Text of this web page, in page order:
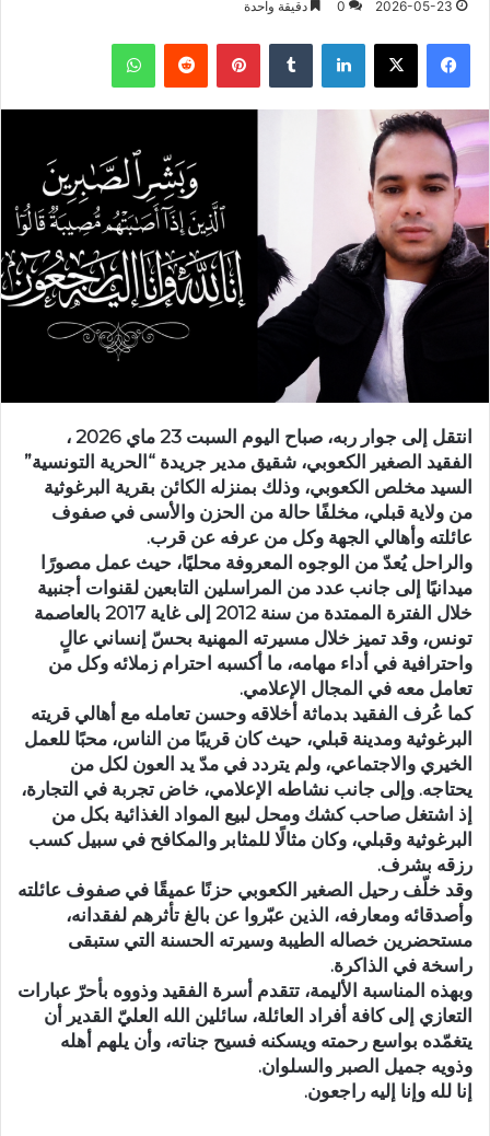
2026-05-23
0 دقيقة واحدة
فيسبوك X لينكدإن بينتيريست واتساب
انتقل إلى جوار ربه، صباح اليوم السبت 23 ماي 2026 ،
الفقيد الصغير الكعوبي، شقيق مدير جريدة “الحرية التونسية”
السيد مخلص الكعوبي، وذلك بمنزله الكائن بقرية البرغوثية
من ولاية قبلي، مخلفًا حالة من الحزن والأسى في صفوف
عائلته وأهالي الجهة وكل من عرفه عن قرب.
والراحل يُعدّ من الوجوه المعروفة محليًا، حيث عمل مصورًا
ميدانيًا إلى جانب عدد من المراسلين التابعين لقنوات أجنبية
خلال الفترة الممتدة من سنة 2012 إلى غاية 2017 بالعاصمة
تونس، وقد تميز خلال مسيرته المهنية بحسّ إنساني عالٍ
واحترافية في أداء مهامه، ما أكسبه احترام زملائه وكل من
تعامل معه في المجال الإعلامي.
كما عُرف الفقيد بدماثة أخلاقه وحسن تعامله مع أهالي قريته
البرغوثية ومدينة قبلي، حيث كان قريبًا من الناس، محبًا للعمل
الخيري والاجتماعي، ولم يتردد في مدّ يد العون لكل من
يحتاجه. وإلى جانب نشاطه الإعلامي، خاض تجربة في التجارة،
إذ اشتغل صاحب كشك ومحل لبيع المواد الغذائية بكل من
البرغوثية وقبلي، وكان مثالًا للمثابر والمكافح في سبيل كسب
رزقه بشرف.
وقد خلّف رحيل الصغير الكعوبي حزنًا عميقًا في صفوف عائلته
وأصدقائه ومعارفه، الذين عبّروا عن بالغ تأثرهم لفقدانه،
مستحضرين خصاله الطيبة وسيرته الحسنة التي ستبقى
راسخة في الذاكرة.
وبهذه المناسبة الأليمة، تتقدم أسرة الفقيد وذووه بأحرّ عبارات
التعازي إلى كافة أفراد العائلة، سائلين الله العليّ القدير أن
يتغمّده بواسع رحمته ويسكنه فسيح جناته، وأن يلهم أهله
وذويه جميل الصبر والسلوان.
إنا لله وإنا إليه راجعون.